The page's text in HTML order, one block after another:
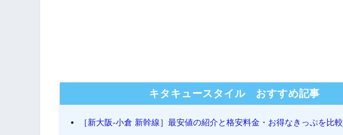
キタキュースタイル おすすめ記事
［新大阪-小倉 新幹線］最安値の紹介と格安料金・お得なきっぷを比較